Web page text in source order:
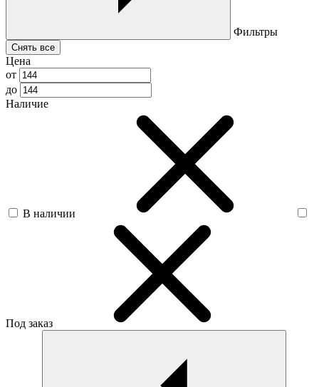
Фильтры
Снять все
Цена
от
до
Наличие
В наличии
Под заказ